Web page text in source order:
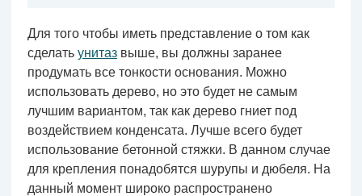
Для того чтобы иметь представление о том как
сделать унитаз выше, вы должны заранее
продумать все тонкости основания. Можно
использовать дерево, но это будет не самым
лучшим вариантом, так как дерево гниет под
воздействием конденсата. Лучше всего будет
использование бетонной стяжки. В данном случае
для крепления понадобятся шурупы и дюбеля. На
данный момент широко распространено